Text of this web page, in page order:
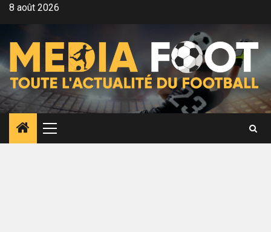
Aller8 août 2026
Menu
principal